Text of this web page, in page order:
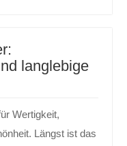
langlebige
Wertigkeit,
Längst ist das